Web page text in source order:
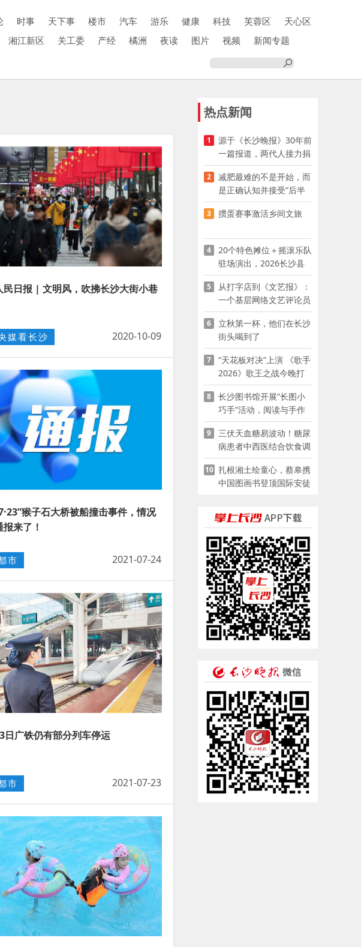
时事 天下事 楼市 汽车 游乐 健康 科技 芙蓉区
天心区
湘江新区 关工委 产经 橘洲 夜读 图片 视频
新闻专题
民日报 | 文明风，吹拂长沙大街小巷
媒看长沙 2020-10-09
猴子石大桥被船撞击事件，情况
报来了！
市 2021-07-24
日广铁仍有部分列车停运
市 2021-07-23
热点新闻
1
源于《长沙晚报》30年前
一篇报道，两代人接力捐
资助学
2
减肥最难的不是开始，而
是正确认知并接受“后半
程”
3 掼蛋赛事激活乡间文旅
4
20个特色摊位＋摇滚乐队
驻场演出，2026长沙县
夜市嘉年华启幕
5
从打字店到《文艺报》：
一个基层网络文艺评论员
的突围
6
立秋第一杯，他们在长沙
街头喝到了
7
“天花板对决”上演 《歌手
2026》歌王之战今晚打
响
8
长沙图书馆开展“长图小
巧手”活动，阅读与手作
赋能少儿暑期成长
9
三伏天血糖易波动！糖尿
病患者中西医结合饮食调
养指南
10 扎根湘土绘童心，蔡皋携
中国图画书登顶国际安徒